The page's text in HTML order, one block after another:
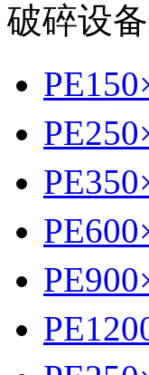
破碎设